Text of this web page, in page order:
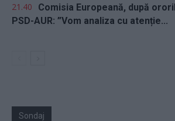
21.40
Comisia Europeană, după
PSD-AUR: ”Vom analiza cu atenție...
Sondaj